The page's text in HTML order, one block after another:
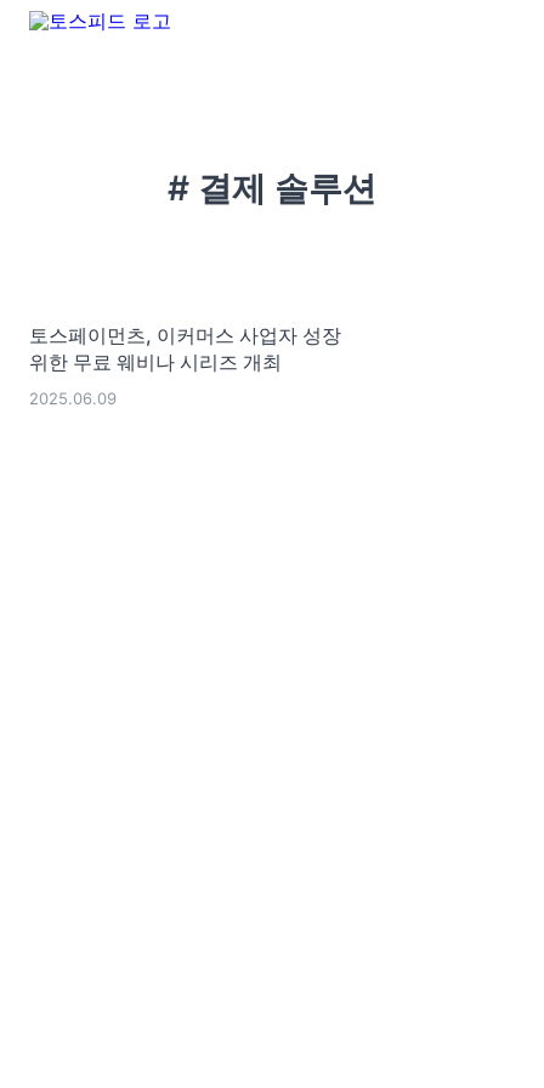
# 결제 솔루션
토스페이먼츠, 이커머스 사업자 성장
위한 무료 웨비나 시리즈 개최
2025.06.09